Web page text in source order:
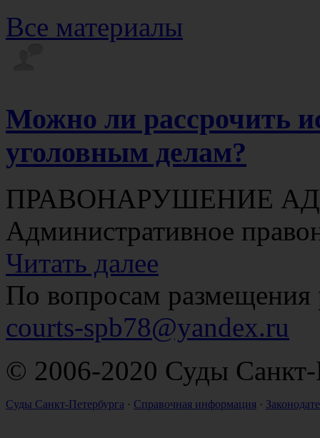
Все материалы
Можно ли рассрочить
уголовным делам?
ПРАВОНАРУШЕНИЕ
Административное
Читать далее
По вопросам размещения
courts-spb78@yandex.ru
© 2006-2020 Суды Санкт-
Суды Санкт-Петербурга · Справочная информация ·